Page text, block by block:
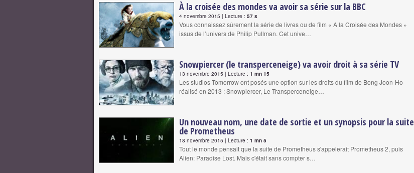
À la croisée des mondes va avoir sa série sur la BBC
4 novembre 2015 | Lecture : 57 s
Vous connaissez sûrement la série de livres ou de film « A la Croisée des Mondes »
issus de l’univers de Philip Pullman. Cet unive…
Snowpiercer (le transperceneige) va avoir droit à sa série TV
13 novembre 2015 | Lecture : 1 mn 15
Les studios Tomorrow ont posés une option sur les droits du film de Bong Joon-Ho
réalisé en 2013 : Snowpiercer, Le Transperceneige…
Un nouveau nom, une date de sortie et un synopsis pour la suite
de Prometheus
18 novembre 2015 | Lecture : 1 mn 5
Tout le monde pensait que la suite de Prometheus s'appelerait Prometheus 2, puis
Alien: Paradise Lost. Mais c'était sans compter s…